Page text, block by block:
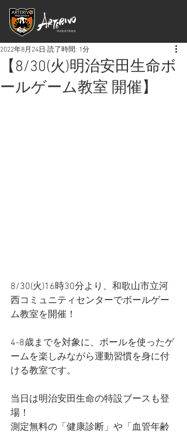
【8/30(火)明治安田生命ボ
ールゲーム教室 開催】
2022年8月24日 読了時間: 1分
8/30(火)16時30分より、和歌山市立河
西コミュニティセンターでボールゲー
ム教室を開催！
4-8歳までを対象に、ボールを使ったゲ
ームを楽しみながら運動習慣を身に付
ける教室です。
当日は明治安田生命の特設ブースも登
場！
測定無料の「健康診断」や「血管年齢